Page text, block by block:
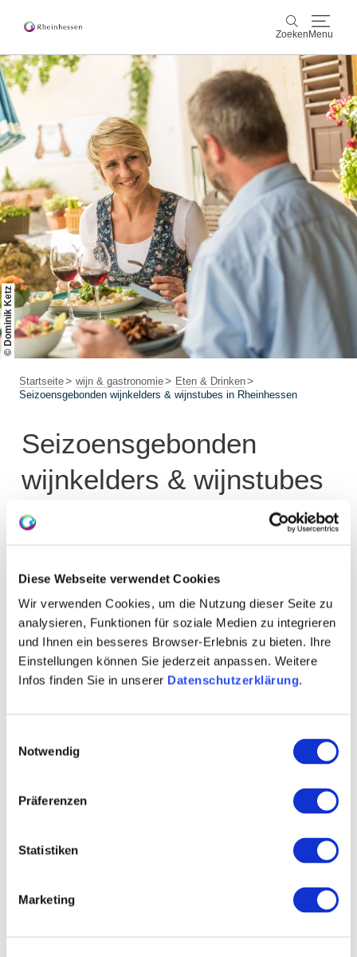
Diese Webseite verwendet Cookies
Wir verwenden Cookies, um die Nutzung dieser Seite zu
analysieren, Funktionen für soziale Medien zu integrieren
und Ihnen ein besseres Browser-Erlebnis zu bieten. Ihre
Einstellungen können Sie jederzeit anpassen. Weitere
Infos finden Sie in unserer Datenschutzerklärung.
Notwendig
Präferenzen
Statistiken
Marketing
Zoeken Menu
Zoeken
wijn & gastronomie
actief & natuur
Cultuur & Steden
Events
reservering & service
Rheinhessen-Blog
© Dominik Ketz
Startseite wijn & gastronomie
Eten & Drinken
Seizoensgebonden wijnkelders & wijnstubes in Rheinhessen
Seizoensgebonden
wijnkelders & wijnstubes
in Rheinhessen
Trefwoorden en zoektermen
Locatie
Zoek hosts